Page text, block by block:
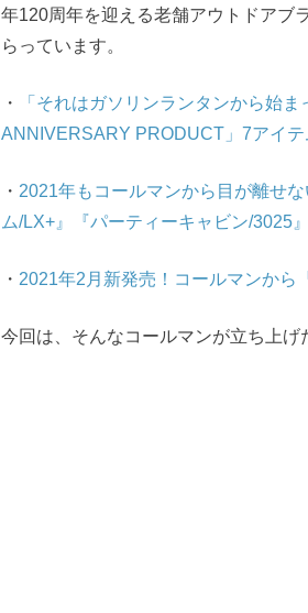
年120周年を迎える老舗アウトドアブ
らっています。
・
「それはガソリンランタンから始
ANNIVERSARY PRODUCT」7アイテ
・ 2021年もコールマンから目が離せ
ム/LX+』『パーティーキャビン/3025』
・ 2021年2月新発売！コールマンから
今回は、そんなコールマンが立ち上げ